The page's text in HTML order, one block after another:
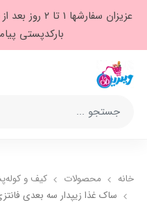
عزیزان
بارکدپستی
خانه محصولات کیف و
ساک غذا زیپدار سه بعدی